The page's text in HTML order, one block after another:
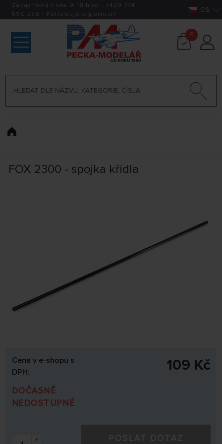
Zákaznická linka 9-18 hod.: +420 774
590 258 | Potřebujete pomoci? CS
0
FOX 2300 - spojka křídla
Cena v e-shopu s
DPH:
109 Kč
DOČASNĚ
NEDOSTUPNÉ
+